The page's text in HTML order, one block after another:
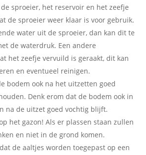
sproeier, het reservoir en het zeefje
de sproeier weer klaar is voor gebruik.
water uit de sproeier, dan kan dit te
de waterdruk. Een andere
het zeefje vervuild is geraakt, dit kan
en eventueel reinigen.
bodem ook na het uitzetten goed
Denk erom dat de bodem ook in
na de uitzet goed vochtig blijft.
het gazon! Als er plassen staan zullen
en niet in de grond komen.
de aaltjes worden toegepast op een